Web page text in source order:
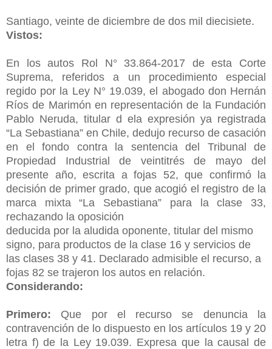
Santiago, veinte de diciembre de dos mil diecisiete.
Vistos:
En los autos Rol N° 33.864-2017 de esta Corte
Suprema, referidos a un procedimiento especial
regido por la Ley N° 19.039, el abogado don Hernán
Ríos de Marimón en representación de la Fundación
Pablo Neruda, titular d ela expresión ya registrada
“La Sebastiana” en Chile, dedujo recurso de casación
en el fondo contra la sentencia del Tribunal de
Propiedad Industrial de veintitrés de mayo del
presente año, escrita a fojas 52, que confirmó la
decisión de primer grado, que acogió el registro de la
marca mixta “La Sebastiana” para la clase 33,
rechazando la oposición
deducida por la aludida oponente, titular del mismo
signo, para productos de la clase 16 y servicios de
las clases 38 y 41. Declarado admisible el recurso, a
fojas 82 se trajeron los autos en relación.
Considerando:
Primero: Que por el recurso se denuncia la
contravención de lo dispuesto en los artículos 19 y 20
letra f) de la Ley 19.039. Expresa que la causal de